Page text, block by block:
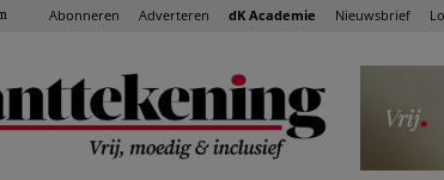
Abonneren Adverteren dK Academie Nieuwsbrief